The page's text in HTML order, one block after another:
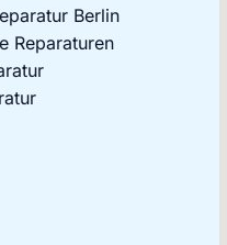
Berlin
Reparaturen